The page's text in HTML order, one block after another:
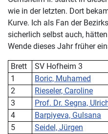
wie in der letzten. Dort
Kurve. Ich als Fan der
sicherlich selbst auch,
Wende dieses Jahr früher
Brett SV Hofheim 3
1
Boric, Muhamed
2
Rieseler, Caroline
3
Prof. Dr. Segna,
4
Barpiyeva, Gulsana
5
Seidel, Jürgen